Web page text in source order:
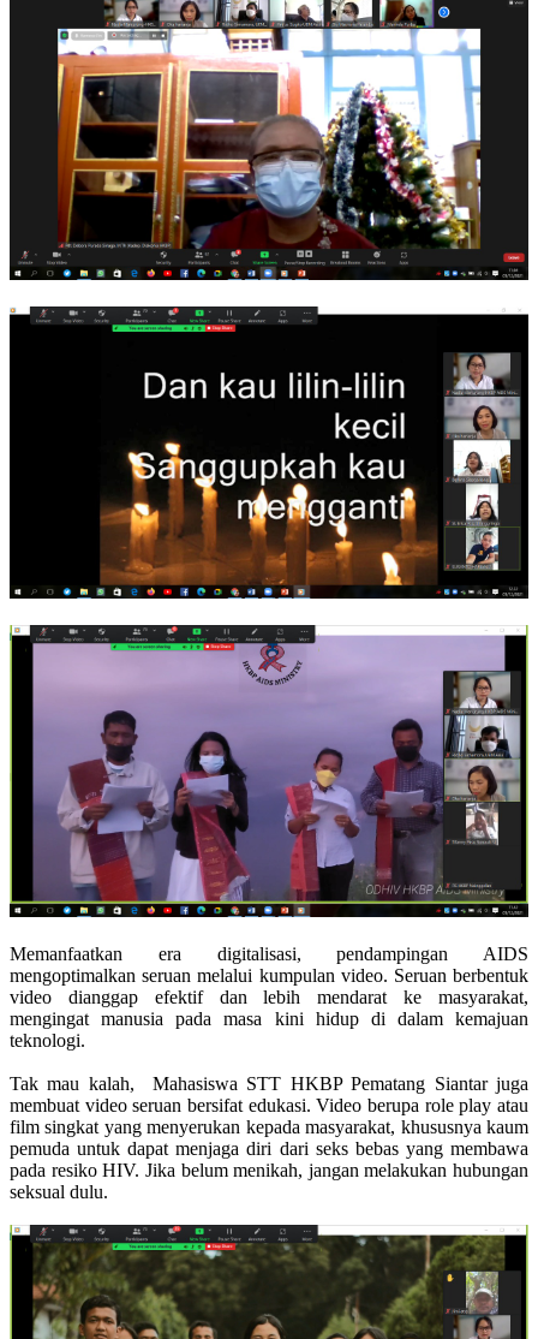
Memanfaatkan era digitalisasi, pendampingan AIDS
mengoptimalkan seruan melalui kumpulan video. Seruan berbentuk
video dianggap efektif dan lebih mendarat ke masyarakat,
mengingat manusia pada masa kini hidup di dalam kemajuan
teknologi.
Tak mau kalah, Mahasiswa STT HKBP Pematang Siantar juga
membuat video seruan bersifat edukasi. Video berupa role play atau
film singkat yang menyerukan kepada masyarakat, khususnya kaum
pemuda untuk dapat menjaga diri dari seks bebas yang membawa
pada resiko HIV. Jika belum menikah, jangan melakukan hubungan
seksual dulu.